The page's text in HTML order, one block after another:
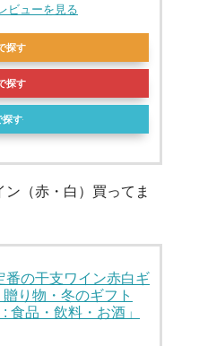
ビューを見る
探す
探す
探す
（赤・白）買ってま
番の干支ワイン赤白ギ
り物・冬のギフト
食品・飲料・お酒」